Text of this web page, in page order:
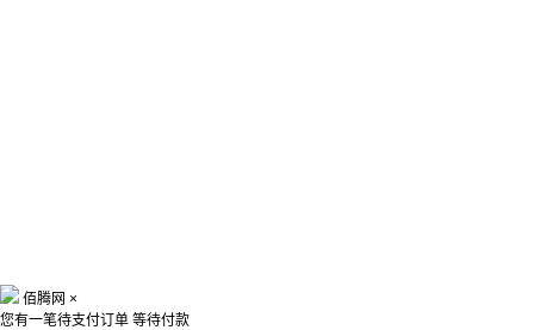
佰腾网 ×
您有一笔待支付订单 等待付款